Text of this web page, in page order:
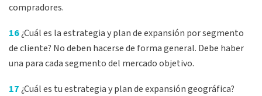
compradores.
16¿Cuál es la estrategia y plan de expansión por segmento
de cliente? No deben hacerse de forma general. Debe haber
una para cada segmento del mercado objetivo.
17¿Cuál es tu estrategia y plan de expansión geográfica?